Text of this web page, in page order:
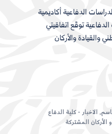
الدفاعية أكاديمية
توقّع اتفاقيتي
والقيادة والأركان
, الاخبار - كلية الدفاع
الأركان المشتركة